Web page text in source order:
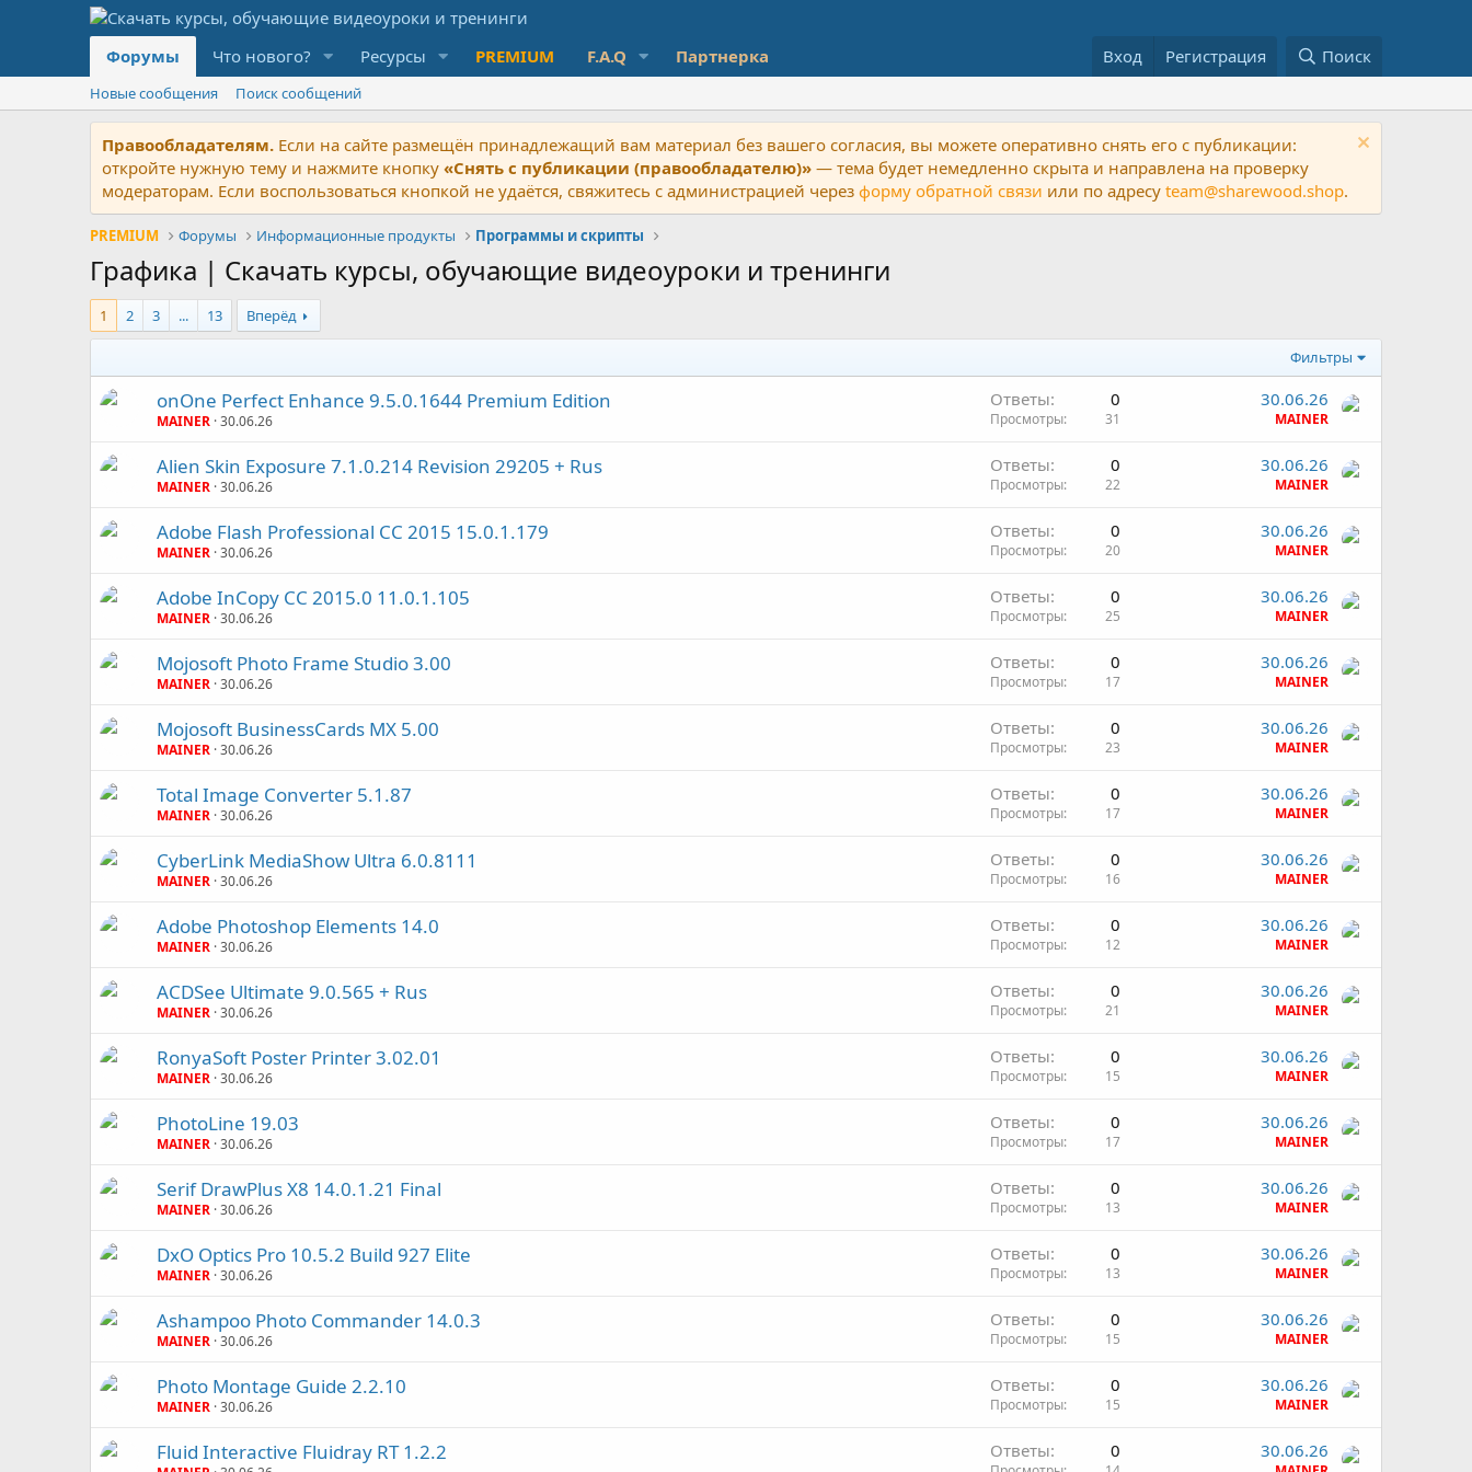
Форумы Что нового? Ресурсы PREMIUM F.A.Q Партнерка Вход Регистрация Поиск
Новые сообщения Поиск сообщений
Правообладателям. Если на сайте размещён принадлежащий вам материал без вашего согласия, вы можете оперативно снять его с публикации:
откройте нужную тему и нажмите кнопку «Снять с публикации (правообладателю)» — тема будет немедленно скрыта и направлена на проверку
модераторам. Если воспользоваться кнопкой не удаётся, свяжитесь с администрацией через форму обратной связи или по адресу team@sharewood.shop.
PREMIUM Форумы Информационные продукты Программы и скрипты
Графика | Скачать курсы, обучающие видеоуроки и тренинги
1 2 3 ... 13 Вперёд
Фильтры
onOne Perfect Enhance 9.5.0.1644 Premium Edition
MAINER 30.06.26
Ответы 0
Просмотры 31
30.06.26
MAINER
Alien Skin Exposure 7.1.0.214 Revision 29205 + Rus
MAINER 30.06.26
Ответы 0
Просмотры 22
30.06.26
MAINER
Adobe Flash Professional CC 2015 15.0.1.179
MAINER 30.06.26
Ответы 0
Просмотры 20
30.06.26
MAINER
Adobe InCopy CC 2015.0 11.0.1.105
MAINER 30.06.26
Ответы 0
Просмотры 25
30.06.26
MAINER
Mojosoft Photo Frame Studio 3.00
MAINER 30.06.26
Ответы 0
Просмотры 17
30.06.26
MAINER
Mojosoft BusinessCards MX 5.00
MAINER 30.06.26
Ответы 0
Просмотры 23
30.06.26
MAINER
Total Image Converter 5.1.87
MAINER 30.06.26
Ответы 0
Просмотры 17
30.06.26
MAINER
CyberLink MediaShow Ultra 6.0.8111
MAINER 30.06.26
Ответы 0
Просмотры 16
30.06.26
MAINER
Adobe Photoshop Elements 14.0
MAINER 30.06.26
Ответы 0
Просмотры 12
30.06.26
MAINER
ACDSee Ultimate 9.0.565 + Rus
MAINER 30.06.26
Ответы 0
Просмотры 21
30.06.26
MAINER
RonyaSoft Poster Printer 3.02.01
MAINER 30.06.26
Ответы 0
Просмотры 15
30.06.26
MAINER
PhotoLine 19.03
MAINER 30.06.26
Ответы 0
Просмотры 17
30.06.26
MAINER
Serif DrawPlus X8 14.0.1.21 Final
MAINER 30.06.26
Ответы 0
Просмотры 13
30.06.26
MAINER
DxO Optics Pro 10.5.2 Build 927 Elite
MAINER 30.06.26
Ответы 0
Просмотры 13
30.06.26
MAINER
Ashampoo Photo Commander 14.0.3
MAINER 30.06.26
Ответы 0
Просмотры 15
30.06.26
MAINER
Photo Montage Guide 2.2.10
MAINER 30.06.26
Ответы 0
Просмотры 15
30.06.26
MAINER
Fluid Interactive Fluidray RT 1.2.2 Ответы 0 30.06.26